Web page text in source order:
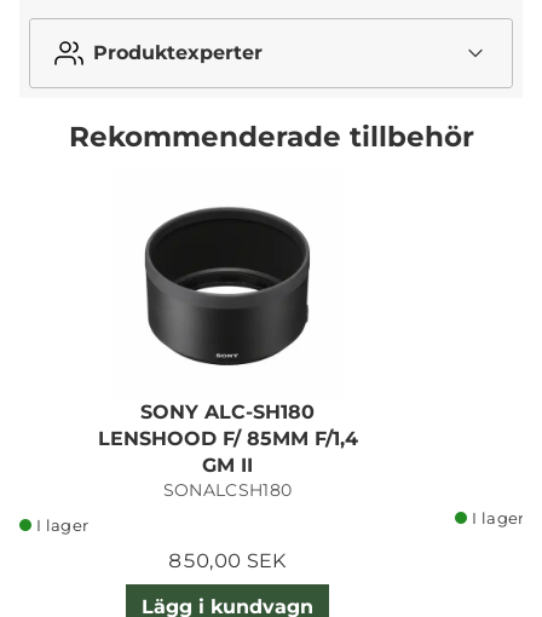
Produktexperter
Rekommenderade tillbehör
SONY ALC-SH180
LENSHOOD F/ 85MM F/1,4
GM II
SONALCSH180
I lager
850,00 SEK
Lägg i kundvagn
I lager